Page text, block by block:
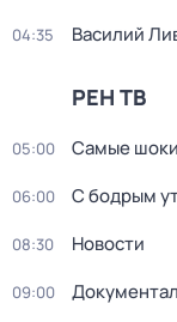
04:35 Василий
РЕН ТВ
05:00 Самые
06:00 С бодрым
08:30 Новости
09:00